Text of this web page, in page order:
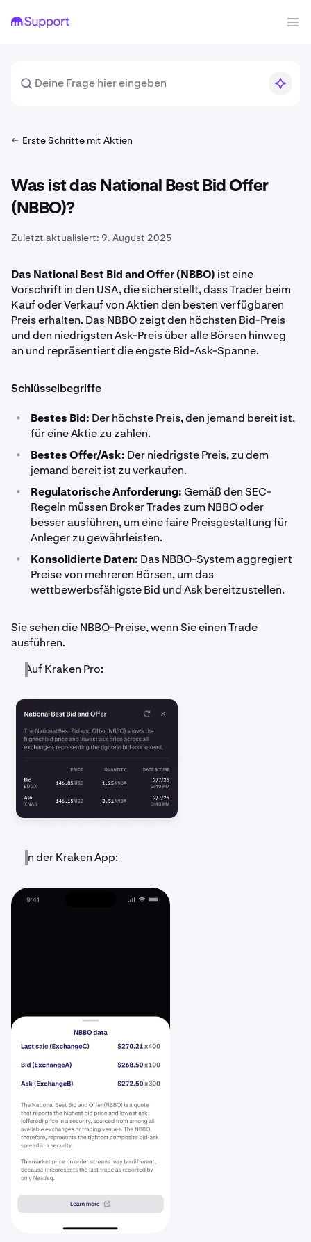
Erste Schritte mit Aktien
Was ist das National Best Bid Offer
(NBBO)?
Zuletzt aktualisiert: 9. August 2025
Das National Best Bid and Offer (NBBO) ist eine
Vorschrift in den USA, die sicherstellt, dass Trader beim
Kauf oder Verkauf von Aktien den besten verfügbaren
Preis erhalten. Das NBBO zeigt den höchsten Bid-Preis
und den niedrigsten Ask-Preis über alle Börsen hinweg
an und repräsentiert die engste Bid-Ask-Spanne.
Schlüsselbegriffe
• Bestes Bid: Der höchste Preis, den jemand bereit ist,
für eine Aktie zu zahlen.
• Bestes Offer/Ask: Der niedrigste Preis, zu dem
jemand bereit ist zu verkaufen.
• Regulatorische Anforderung:Gemäß den SEC-
Regeln müssen Broker Trades zum NBBO oder
besser ausführen, um eine faire Preisgestaltung für
Anleger zu gewährleisten.
• Konsolidierte Daten: Das NBBO-System aggregiert
Preise von mehreren Börsen, um das
wettbewerbsfähigste Bid und Ask bereitzustellen.
Sie sehen die NBBO-Preise, wenn Sie einen Trade
ausführen.
Auf Kraken Pro:
In der Kraken App: